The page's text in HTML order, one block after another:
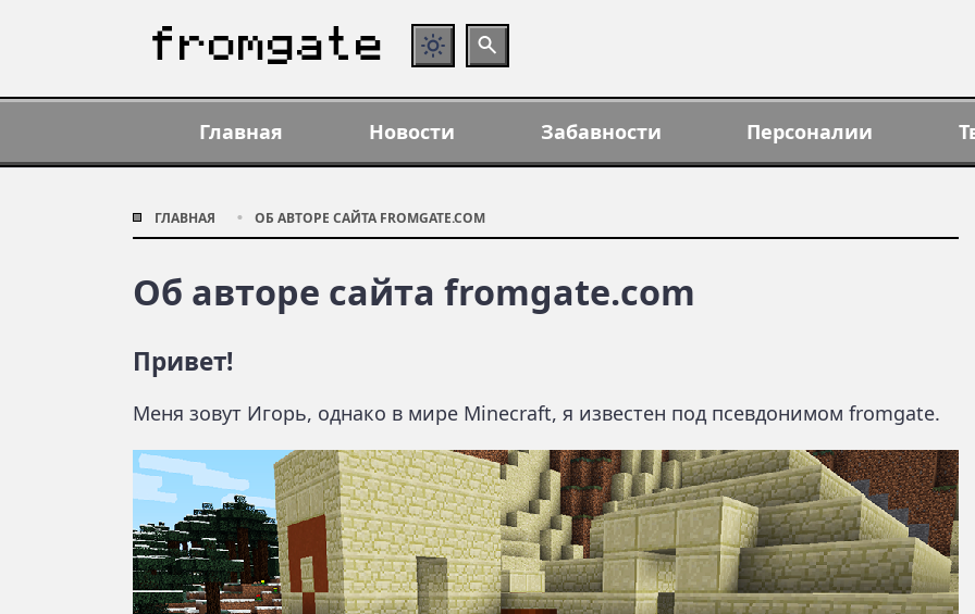
Главная Новости Забавности Персоналии
ГЛАВНАЯ ОБ АВТОРЕ САЙТА FROMGATE.COM
Об авторе сайта fromgate.com
Привет!
Меня зовут Игорь, однако в мире Minecraft, я известен под псевдонимом fromgate.